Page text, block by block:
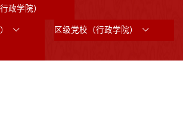
政学院）
区级党校（行政学院）